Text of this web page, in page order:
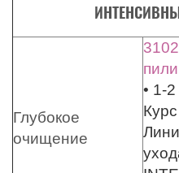
Глубокое
очищение
• 1-